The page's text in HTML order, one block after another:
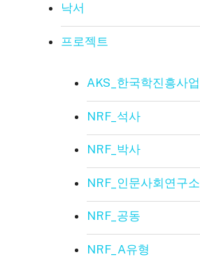
낙서
프로젝트
AKS_한국학진흥사업
NRF_석사
NRF_박사
NRF_인문사회연구소
NRF_공동
NRF_A유형